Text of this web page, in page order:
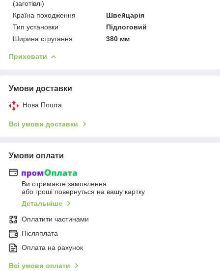
(заготівлі)
Країна походження
Швейцарія
Тип установки
Підлоговий
Ширина стругання
380 мм
Приховати
Умови доставки
Нова Пошта
Всі умови доставки
Умови оплати
Ви отримаєте замовлення
або гроші повернуться на вашу картку
Детальніше
Оплатити частинами
Післяплата
Оплата на рахунок
Всі умови оплати